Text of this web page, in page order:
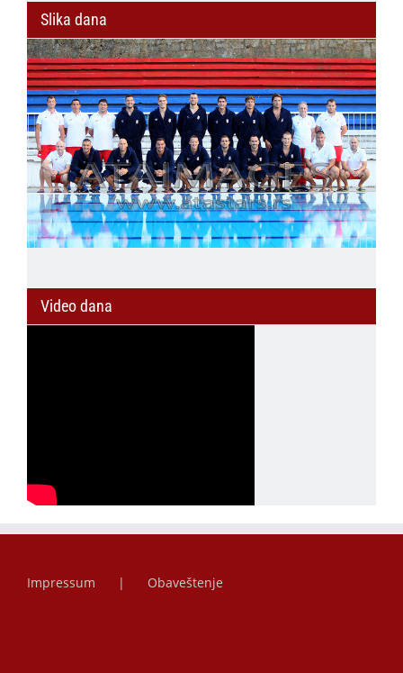
Slika dana
Video dana
Impressum Obaveštenje